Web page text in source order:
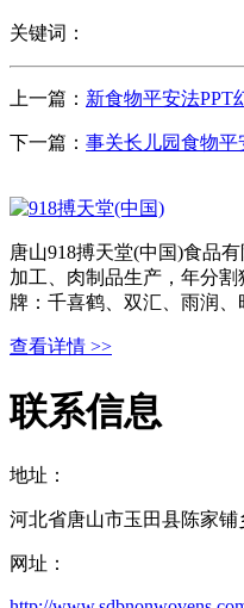
关键词：
上一篇： 新食物平安法PPT
下一篇： 事关长儿园食物平
唐山918搏天堂(中国)食品
加工、肉制品生产，年分
牌：千喜鹤、双汇、雨润、
查看详情 >>
联系信息
地址：
河北省唐山市玉田县陈家铺
网址：